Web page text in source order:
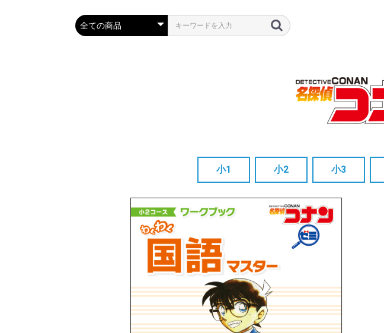
小1
単品
3か月セット
12か月セット
小2
単品
3か月セット
12か月セット
小3
単品
3か月セット
12か月セット